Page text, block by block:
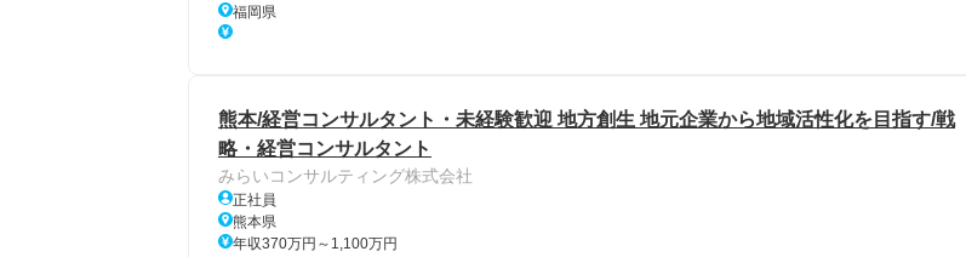
福岡県
熊本/経営コンサルタント・未経験歓迎 地方創生 地元企業から地域活性化を目指す/戦
略・経営コンサルタント
みらいコンサルティング株式会社
正社員
熊本県
年収370万円～1,100万円